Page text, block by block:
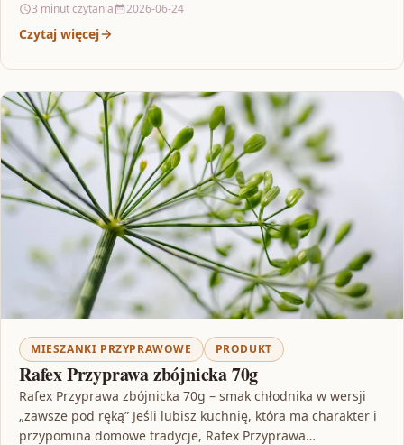
3 minut czytania 2026-06-24
Czytaj więcej
MIESZANKI PRZYPRAWOWE PRODUKT
Rafex Przyprawa zbójnicka 70g
Rafex Przyprawa zbójnicka 70g – smak chłodnika w wersji
„zawsze pod ręką” Jeśli lubisz kuchnię, która ma charakter i
przypomina domowe tradycje, Rafex Przyprawa…